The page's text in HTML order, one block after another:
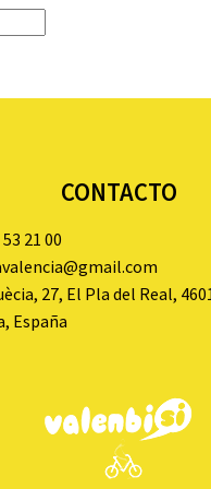
CONTACTO
21 00
27, El Pla del Real,
España